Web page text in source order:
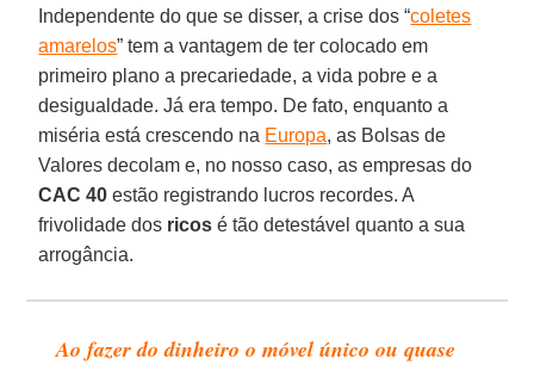
Independente do que se disser, a crise dos “coletes
amarelos” tem a vantagem de ter colocado em
primeiro plano a precariedade, a vida pobre e a
desigualdade. Já era tempo. De fato, enquanto a
miséria está crescendo na Europa, as Bolsas de
Valores decolam e, no nosso caso, as empresas do
CAC 40 estão registrando lucros recordes. A
frivolidade dos ricos é tão detestável quanto a sua
arrogância.
Ao fazer do dinheiro o móvel único ou quase